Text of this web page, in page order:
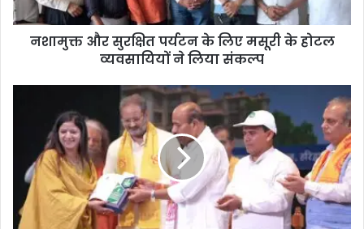
नशामुक्त और सुरक्षित पर्यटन के लिए मसूरी के होटल
व्यवसायियों ने लिया संकल्प